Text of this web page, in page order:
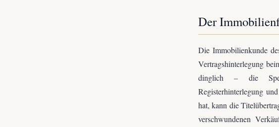
Der
Die Immobilienkunde
Vertragshinterlegung
dinglich – die
Registerhinterlegung
hat, kann die
verschwundenen